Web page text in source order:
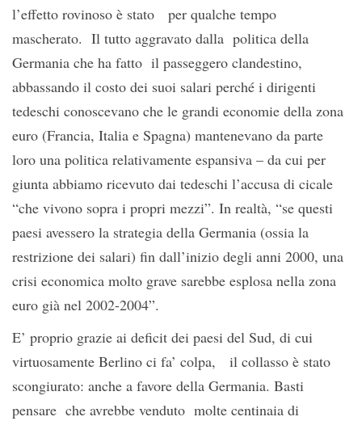
l’effetto rovinoso è stato per qualche tempo
mascherato. Il tutto aggravato dalla politica della
Germania che ha fatto il passeggero clandestino,
abbassando il costo dei suoi salari perché i dirigenti
tedeschi conoscevano che le grandi economie della zona
euro (Francia, Italia e Spagna) mantenevano da parte
loro una politica relativamente espansiva – da cui per
giunta abbiamo ricevuto dai tedeschi l’accusa di cicale
“che vivono sopra i propri mezzi”. In realtà, “se questi
paesi avessero la strategia della Germania (ossia la
restrizione dei salari) fin dall’inizio degli anni 2000, una
crisi economica molto grave sarebbe esplosa nella zona
euro già nel 2002-2004”.
E’ proprio grazie ai deficit dei paesi del Sud, di cui
virtuosamente Berlino ci fa’ colpa, il collasso è stato
scongiurato: anche a favore della Germania. Basti
pensare che avrebbe venduto molte centinaia di